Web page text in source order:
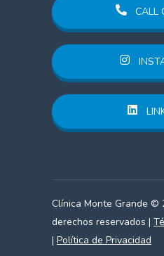
CALL
Clínica Monte Grande ©
derechos reservados |
| Política de Privacidad